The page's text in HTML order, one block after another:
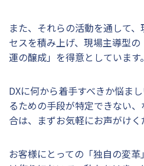
また、それらの活動を通して
セスを積み上げ、現場主導型
運の醸成」を得意としています。
DXに何から着手すべきか悩ま
るための手段が特定できない
合は、まずお気軽にお声がけく
お客様にとっての「独自の変